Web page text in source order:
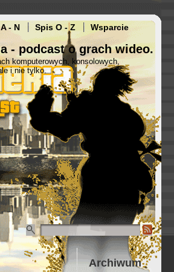
- N Spis O - Z Wsparcie
- podcast o grach wideo.
komputerowych, konsolowych,
i nie tylko.
Archiwum